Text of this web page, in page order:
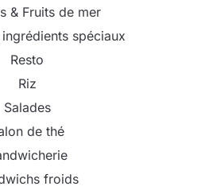
& Fruits de mer
spéciaux
Resto
Riz
Salades
de thé
froids